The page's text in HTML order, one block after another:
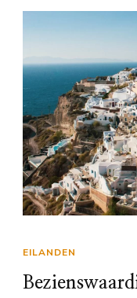
EILANDEN